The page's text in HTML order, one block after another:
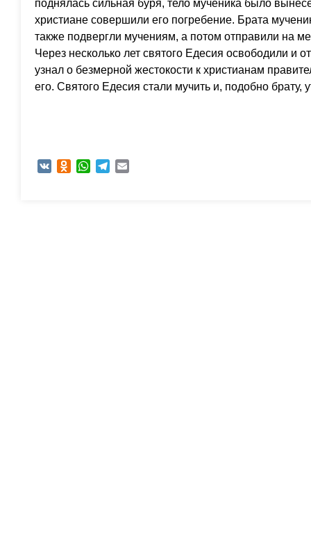
поднялась сильная буря, тело мученика было
христиане совершили его погребение. Брата
также подвергли мучениям, а потом отправили на
Через несколько лет святого Едесия освободили и
узнал о безмерной жестокости к христианам
его. Святого Едесия стали мучить и, подобно брату,
VK Odnoklassniki
WhatsAppTelegram